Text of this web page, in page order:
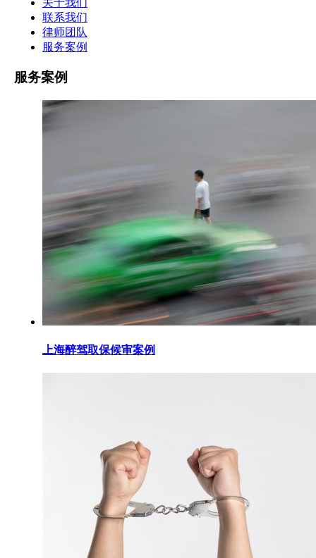
关于我们
联系我们
律师团队
服务案例
服务案例
上海醉驾取保候审案例